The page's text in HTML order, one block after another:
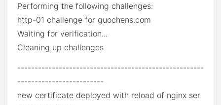
Performing the following challenges:
http-01 challenge for guochens.com
Waiting for verification...
Cleaning up challenges
------------------------------------------------------
-------------------------
new certificate deployed with reload of nginx ser